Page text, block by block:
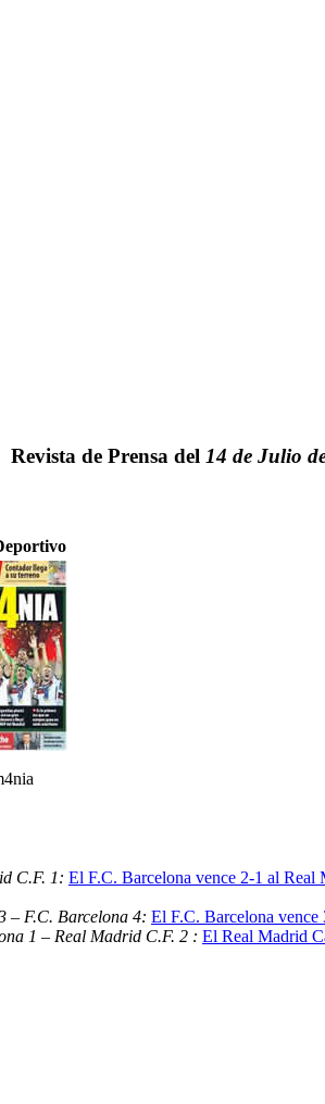
Revista de Prensa del 14 de Julio
C.F. 1: El F.C. Barcelona vence 2-1 al Real
– F.C. Barcelona 4: El F.C. Barcelona
1 – Real Madrid C.F. 2 : El Real Madrid